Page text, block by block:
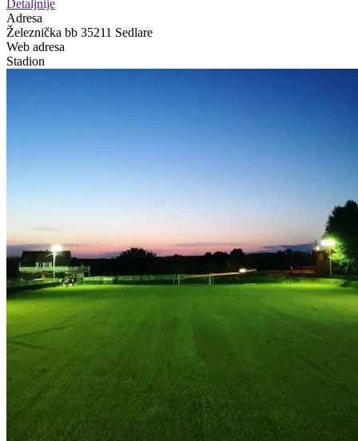
Detaljnije
Adresa
Železnička bb 35211 Sedlare
Web adresa
Stadion